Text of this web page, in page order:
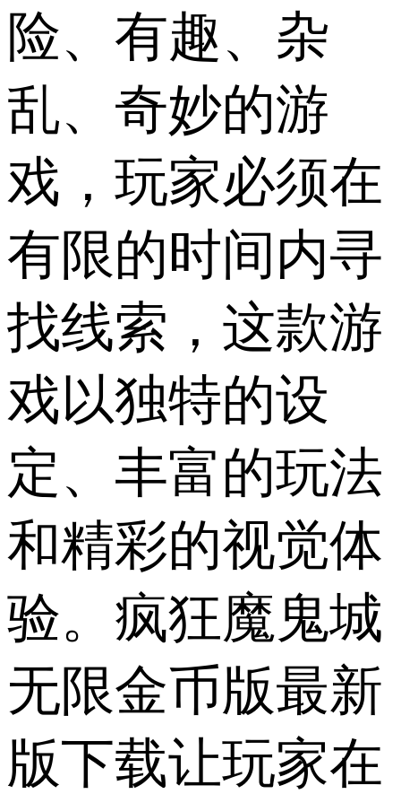
险、有趣、杂
乱、奇妙的游
戏，玩家必须在
有限的时间内寻
找线索，这款游
戏以独特的设
定、丰富的玩法
和精彩的视觉体
验。疯狂魔鬼城
无限金币版最新
版下载让玩家在